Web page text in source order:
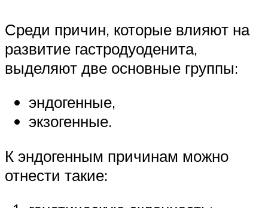
Среди причин, которые влияют на
развитие гастродуоденита,
выделяют две основные группы:
эндогенные,
экзогенные.
К эндогенным причинам можно
отнести такие: